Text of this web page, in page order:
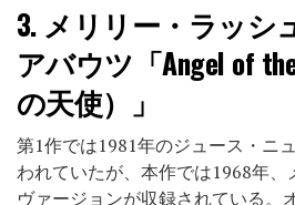
3. メリリー・ラッシ
アバウツ「Angel of
の天使）」
第1作では1981年のジュース・ニ
われていたが、本作では1968年
ヴァージョンが収録されている。